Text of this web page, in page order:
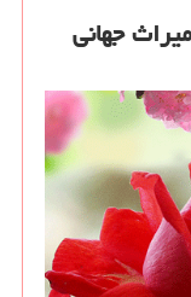
جهانی